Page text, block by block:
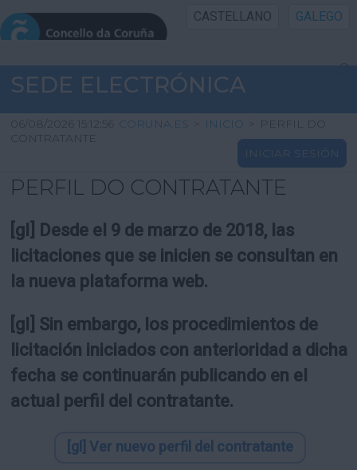
CASTELLANO GALEGO
INICIO SEDE
INICIO
INFORMACIÓN PÚBLICA
UTILIDADES
SEDE ELECTRÓNICA
06/08/2026 15:12:56 CORUNA.ES > INICIO > PERFIL DO
CONTRATANTE
INICIAR SESIÓN
PERFIL DO CONTRATANTE
[gl] Desde el 9 de marzo de 2018, las
licitaciones que se inicien se consultan en
la nueva plataforma web.
[gl] Sin embargo, los procedimientos de
licitación iniciados con anterioridad a dicha
fecha se continuarán publicando en el
actual perfil del contratante.
[gl] Ver nuevo perfil del contratante